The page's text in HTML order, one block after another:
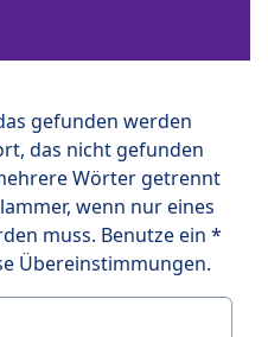
gefunden werden
das nicht gefunden
Wörter getrennt
wenn nur eines
muss. Benutze ein *
Übereinstimmungen.